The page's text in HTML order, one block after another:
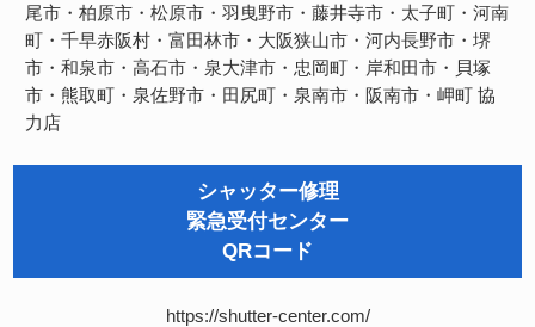
尾市・柏原市・松原市・羽曳野市・藤井寺市・太子町・河南
町・千早赤阪村・富田林市・大阪狭山市・河内長野市・堺
市・和泉市・高石市・泉大津市・忠岡町・岸和田市・貝塚
市・熊取町・泉佐野市・田尻町・泉南市・阪南市・岬町協
力店
シャッター修理
緊急受付センター
QRコード
https://shutter-center.com/